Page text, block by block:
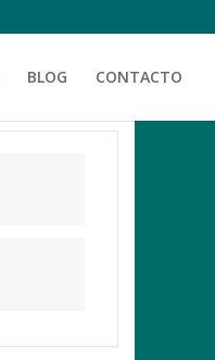
BLOG CONTACTO